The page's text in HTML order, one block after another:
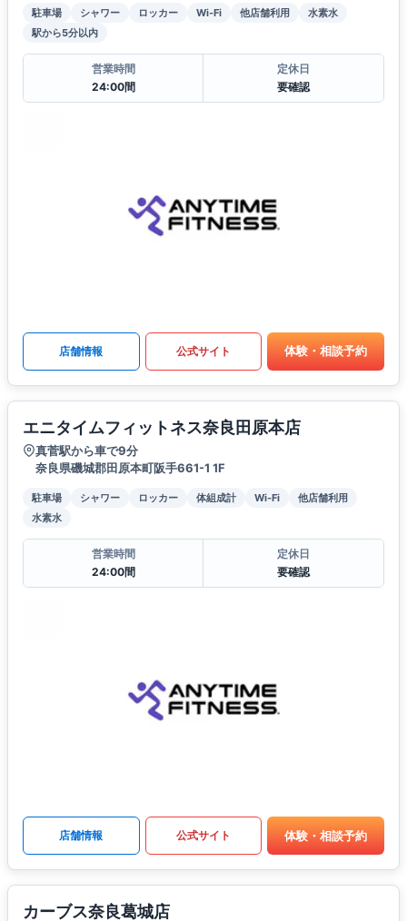
駐車場 シャワー ロッカー Wi-Fi 他店舗利用
水素水
駅から5分以内
営業時間
24:00間
定休日
要確認
店舗情報 公式サイト 体験・相談予約
エニタイムフィットネス奈良田原本店
真菅駅から車で9分
奈良県磯城郡田原本町阪手661-1 1F
駐車場 シャワー ロッカー 体組成計 Wi-Fi
他店舗利用
水素水
営業時間
24:00間
定休日
要確認
店舗情報 公式サイト 体験・相談予約
カーブス奈良葛城店